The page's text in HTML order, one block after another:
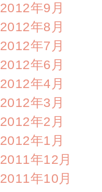
2012年9月
2012年8月
2012年7月
2012年6月
2012年4月
2012年3月
2012年2月
2012年1月
2011年12月
2011年10月